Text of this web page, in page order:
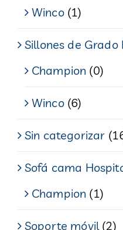
Winco (1)
Sillones de
Champion (0)
Winco (6)
Sin categorizar
Sofá cama
Champion (1)
Soporte móvil (2)